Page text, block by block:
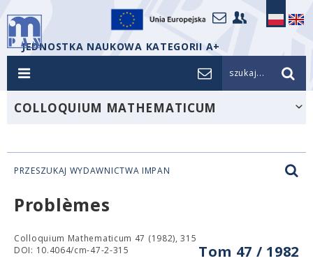
JEDNOSTKA NAUKOWA KATEGORII A+
szukaj...
COLLOQUIUM MATHEMATICUM
PRZESZUKAJ WYDAWNICTWA IMPAN
Problèmes
Tom 47 / 1982
Colloquium Mathematicum 47 (1982), 315
DOI: 10.4064/cm-47-2-315